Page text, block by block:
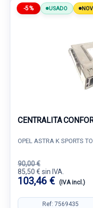
-5% USADO
CENTRALITA
OPEL ASTRA K SPORTS
90,00 €
85,50 € sin IVA.
103,46 € (IVA incl.)
Ref: 7569435